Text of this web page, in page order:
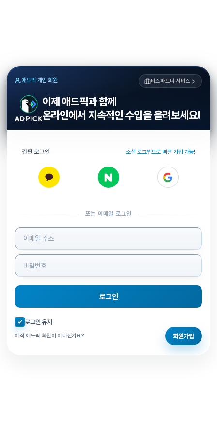
애드픽 개인 회원 비즈파트너 서비스
이제 애드픽과 함께
온라인에서 지속적인 수입을 올려보세요!
간편 로그인 소셜 로그인으로 빠른 가입 가능!
또는 이메일 로그인
로그인 정보 입력
로그인
자동로그인 체크
로그인 유지
아직 애드픽 회원이 아니신가요? 회원가입